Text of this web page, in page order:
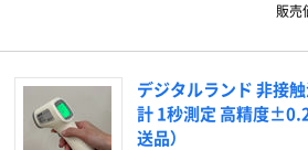
販売
デジタルランド 非接
計 1秒測定 高精度
送品）